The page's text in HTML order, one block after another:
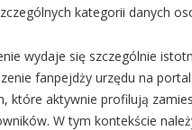
kategorii danych
wydaje się szczególnie
fanpejdży urzędu na
które aktywnie profilują
W tym kontekście